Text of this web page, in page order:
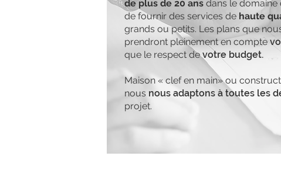
de plus de 20 ans dans le domaine
de fournir des services de haute
grands ou petits. Les plans que
prendront pleinement en compte
que le respect devotre budget.
Maison « clef en main» ou
nous nous adaptons à toutes les
projet.